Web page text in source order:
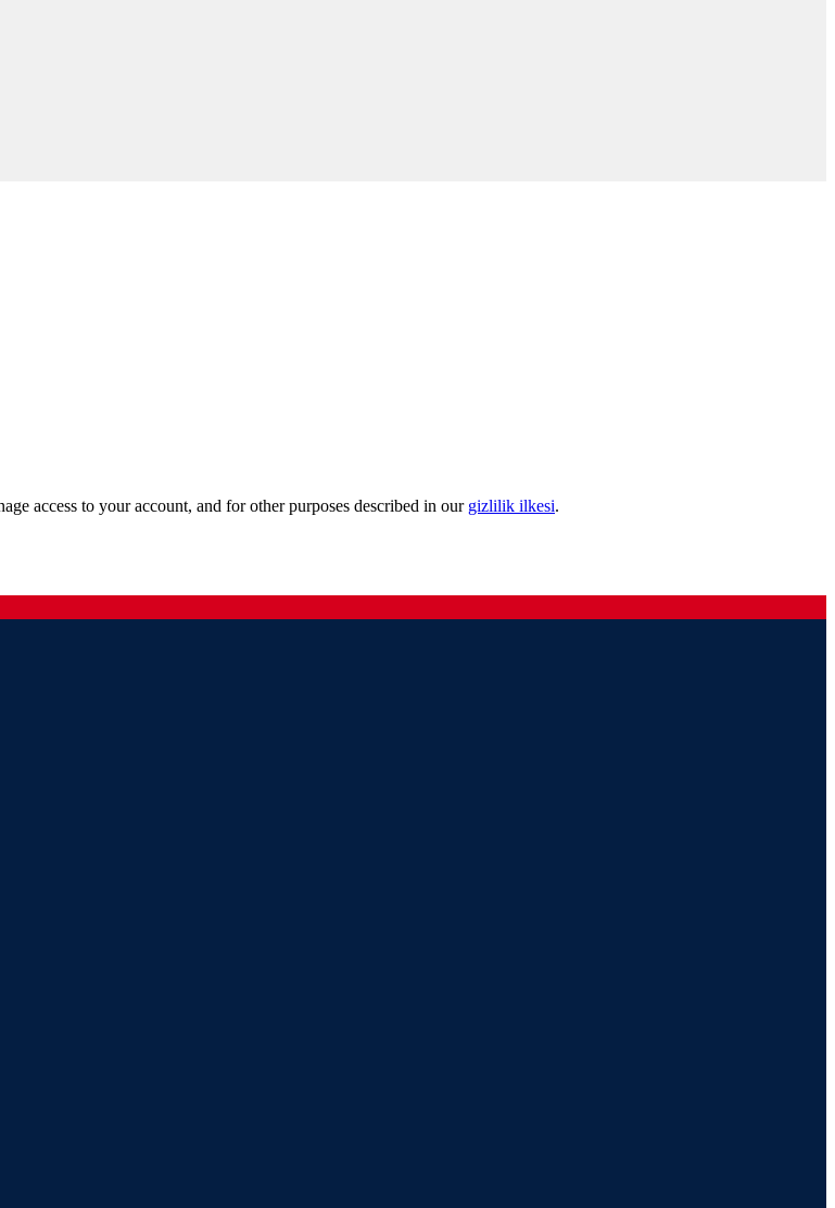
access to your account, and for other purposes described in our gizlilik ilkesi.